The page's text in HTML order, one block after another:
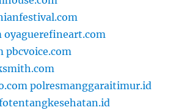
oyaguerefineart.com
pbcvoice.com
polresmanggaraitimur.id